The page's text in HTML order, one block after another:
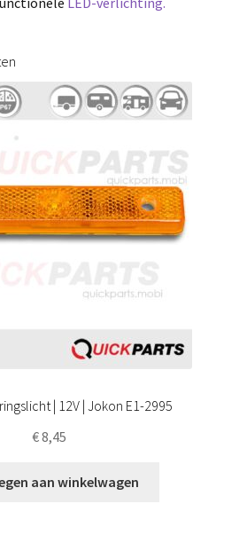
| 12V | Jokon E1-2995
€8,45
aan winkelwagen